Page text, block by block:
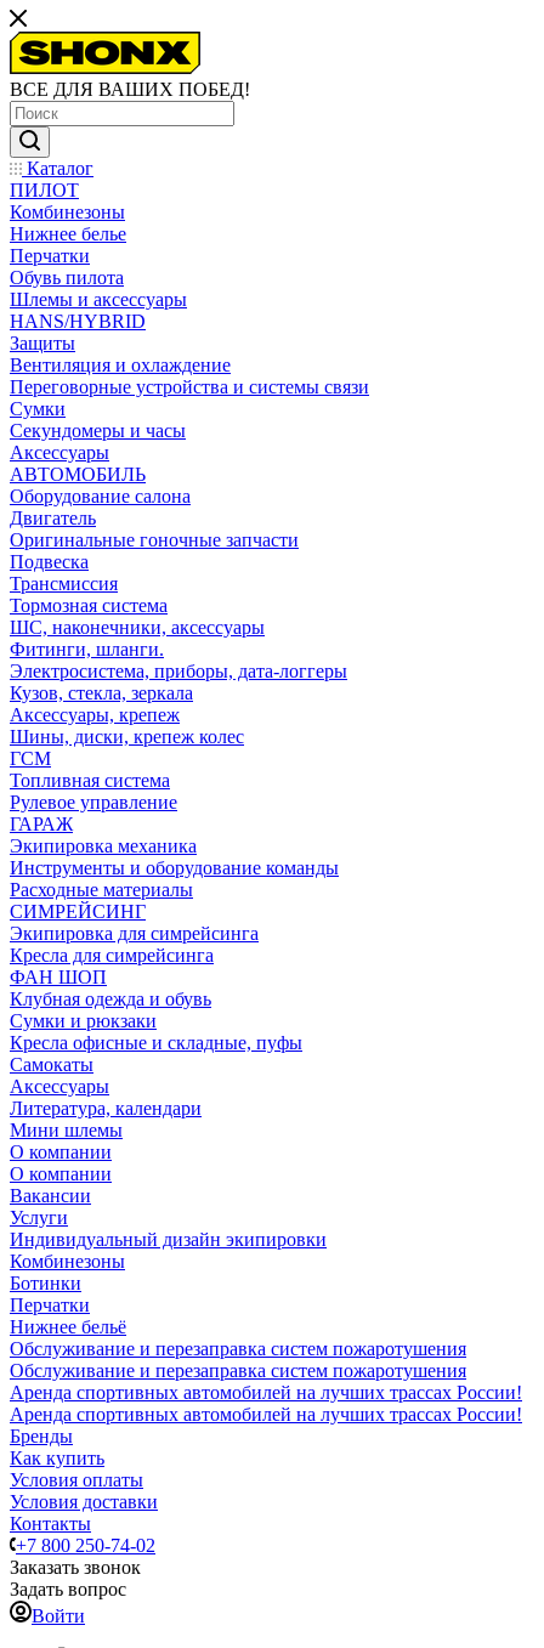
ВСЕ ДЛЯ ВАШИХ ПОБЕД!
Каталог
ПИЛОТ
Комбинезоны
Нижнее белье
Перчатки
Обувь пилота
Шлемы и аксессуары
HANS/HYBRID
Защиты
Вентиляция и охлаждение
Переговорные устройства и системы связи
Сумки
Секундомеры и часы
Аксессуары
АВТОМОБИЛЬ
Оборудование салона
Двигатель
Оригинальные гоночные запчасти
Подвеска
Трансмиссия
Тормозная система
ШС, наконечники, аксессуары
Фитинги, шланги.
Электросистема, приборы, дата-логгеры
Кузов, стекла, зеркала
Аксессуары, крепеж
Шины, диски, крепеж колес
ГСМ
Топливная система
Рулевое управление
ГАРАЖ
Экипировка механика
Инструменты и оборудование команды
Расходные материалы
СИМРЕЙСИНГ
Экипировка для симрейсинга
Кресла для симрейсинга
ФАН ШОП
Клубная одежда и обувь
Сумки и рюкзаки
Кресла офисные и складные, пуфы
Самокаты
Аксессуары
Литература, календари
Мини шлемы
О компании
О компании
Вакансии
Услуги
Индивидуальный дизайн экипировки
Комбинезоны
Ботинки
Перчатки
Нижнее бельё
Обслуживание и перезаправка систем пожаротушения
Обслуживание и перезаправка систем пожаротушения
Аренда спортивных автомобилей на лучших трассах России!
Аренда спортивных автомобилей на лучших трассах России!
Бренды
Как купить
Условия оплаты
Условия доставки
Контакты
+7 800 250-74-02
Заказать звонок
Задать вопрос
Войти